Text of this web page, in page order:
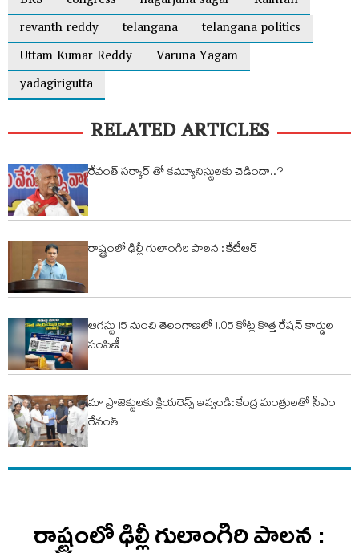
revanth reddy
telangana
telangana politics
Uttam Kumar Reddy
Varuna Yagam
yadagirigutta
RELATED ARTICLES
రేవంత్ సర్కార్ తో కమ్యూనిస్టులకు చెడిందా..?
రాష్ట్రంలో ఢిల్లీ గులాంగిరి పాలన : కేటీఆర్
ఆగస్టు 15 నుంచి తెలంగాణలో 1.05 కోట్ల కొత్త రేషన్ కార్డుల
పంపిణీ
మా ప్రాజెక్టులకు క్లియరెన్స్ ఇవ్వండి: కేంద్ర మంత్రులతో సీఎం
రేవంత్
రాష్ట్రంలో ఢిల్లీ గులాంగిరి పాలన :